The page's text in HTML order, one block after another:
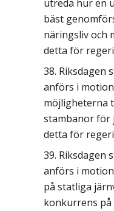
utreda hur en
bäst
näringsliv och
detta för
Riksdagen
anförs i
möjligheterna
stambanor för
detta för
Riksdagen
anförs i
på statliga
konkurrens på